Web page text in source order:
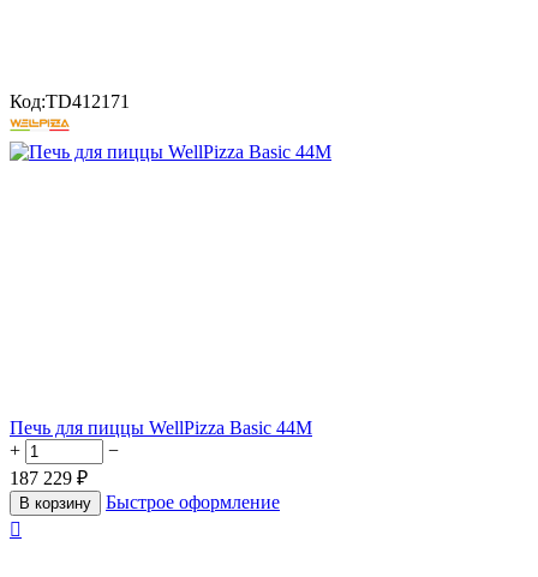
Код:TD412171
Печь для пиццы WellPizza Basic 44M
+
−
187 229 ₽
В корзину
Быстрое оформление
